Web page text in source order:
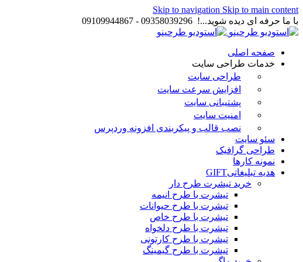
Skip to navigation Skip to main content
با ما حرفه ای دیده شوید...! 09358039296 - 09109944867
صفحه اصلی
خدمات طراحی سایت
طراحی سایت
افزایش سرعت سایت
پشتیبانی سایت
امنیت سایت
نصب قالب و پیکربندی افزونه وردپرس
سئو سایت
طراحی گرافیک
نمونه کارها
هدیه تبلیغاتیGIFT
خرید تیشرت طرح دار
تیشرت با طرح انیمه
تیشرت با طرح حیوانات
تیشرت با طرح خاص
تیشرت با طرح دلخواه
تیشرت با طرح کارتونی
تیشرت با طرح گیمینگ